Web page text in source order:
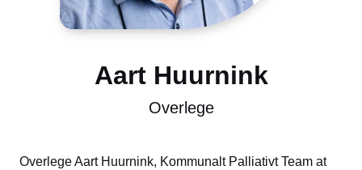
Aart Huurnink
Overlege
Overlege Aart Huurnink, Kommunalt Palliativt Team at